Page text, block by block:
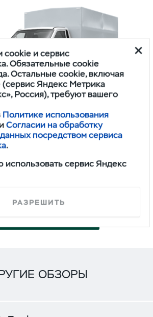
ПРОФИ
КАБИНА 4Х2 BASE ИКАР
ОБЗОРЫ
и сервис
Обязательные cookie
Остальные cookie, включая
(сервис Яндекс Метрика
Россия), требуют вашего
Политике использования
иСогласии на обработку
посредством сервиса
.
сервис Яндекс
РАЗРЕШИТЬ